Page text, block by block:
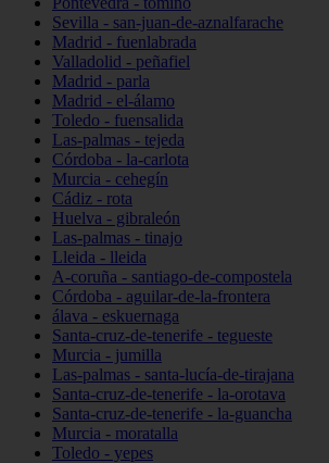
Sevilla - san-juan-de-aznalfarache
Madrid - fuenlabrada
Valladolid - peñafiel
Madrid - parla
Madrid - el-álamo
Toledo - fuensalida
Las-palmas - tejeda
Córdoba - la-carlota
Murcia - cehegín
Cádiz - rota
Huelva - gibraleón
Las-palmas - tinajo
Lleida - lleida
A-coruña - santiago-de-compostela
Córdoba - aguilar-de-la-frontera
álava - eskuernaga
Santa-cruz-de-tenerife - tegueste
Murcia - jumilla
Las-palmas - santa-lucía-de-tirajana
Santa-cruz-de-tenerife - la-orotava
Santa-cruz-de-tenerife - la-guancha
Murcia - moratalla
Toledo - yepes